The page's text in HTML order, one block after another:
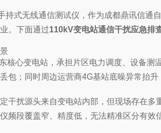
持式无线通信测试仪，作为成都鼎讯信通
。下面通过110kV变电站通信干扰应急排
核心变电站，承担片区电力调度、设备
包；同时周边运营商4G基站底噪异常抬
干扰源头来自变电站内部，但现场存在
频段覆盖窄、精度低，无法精准区分有效